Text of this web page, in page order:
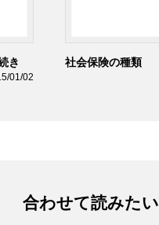
き
01/02
社会保険の種類
合わせて読みたい